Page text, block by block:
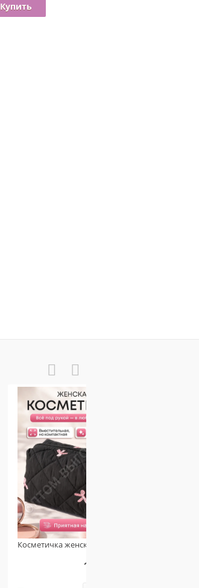
Купить
Косметичка женская чёрная розовый бантик